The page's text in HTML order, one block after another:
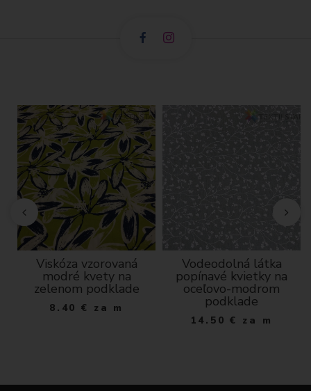
Viskóza vzorovaná
modré kvety na
zelenom podklade
8.40 € za m
Vodeodolná látka
popínavé kvietky na
oceľovo-modrom
podklade
14.50 € za m